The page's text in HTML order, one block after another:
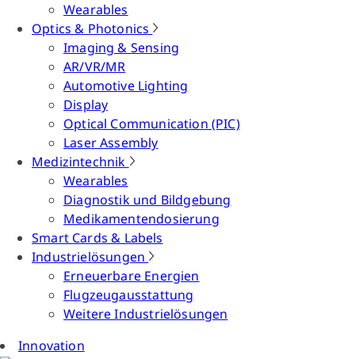
Wearables
Optics & Photonics
Imaging & Sensing
AR/VR/MR
Automotive Lighting
Display
Optical Communication (PIC)
Laser Assembly
Medizintechnik
Wearables
Diagnostik und Bildgebung
Medikamentendosierung
Smart Cards & Labels
Industrielösungen
Erneuerbare Energien
Flugzeugausstattung
Weitere Industrielösungen
Innovation